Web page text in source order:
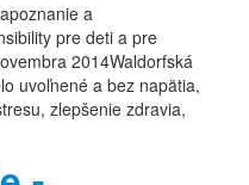
a
pre deti a pre
2014Waldorfská
uvoľnené a bez napätia,
zlepšenie zdravia,